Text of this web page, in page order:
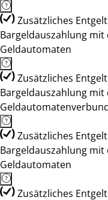
Zusätzliches
Bargeldauszahlung
Geldautomaten
Zusätzliches
Bargeldauszahlung
Zusätzliches
Bargeldauszahlung
Geldautomaten
Zusätzliches